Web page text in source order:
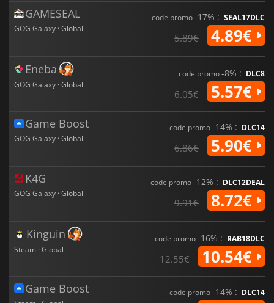
GAMESEAL
GOG Galaxy · Global
code promo-17% : SEAL17DLC
5.89€ 4.89€
Eneba
GOG Galaxy · Global
code promo-8% : DLC8
6.05€ 5.57€
Game Boost
GOG Galaxy · Global
code promo-14% : DLC14
6.86€ 5.90€
K4G
GOG Galaxy · Global
code promo-12% : DLC12DEAL
9.91€ 8.72€
Kinguin
Steam · Global
code promo-16% : RAB18DLC
12.55€ 10.54€
Game Boost code promo-14% : DLC14